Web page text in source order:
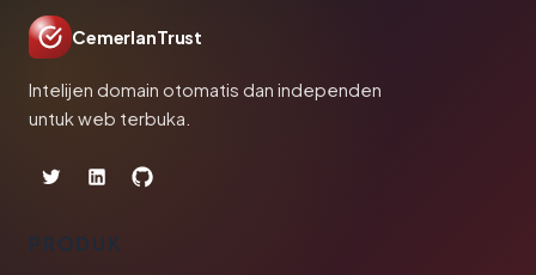
CemerlanTrust
Intelijen domain otomatis dan independen
untuk web terbuka.
PRODUK